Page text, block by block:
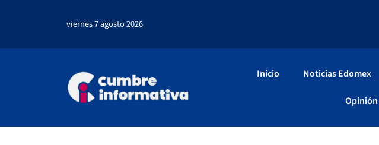
viernes 7 agosto 2026
Inicio Noticias Edomex
Opinión